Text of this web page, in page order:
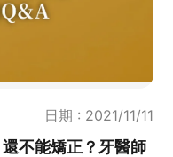
日期 : 2021/11/11
不能矯正？牙醫師